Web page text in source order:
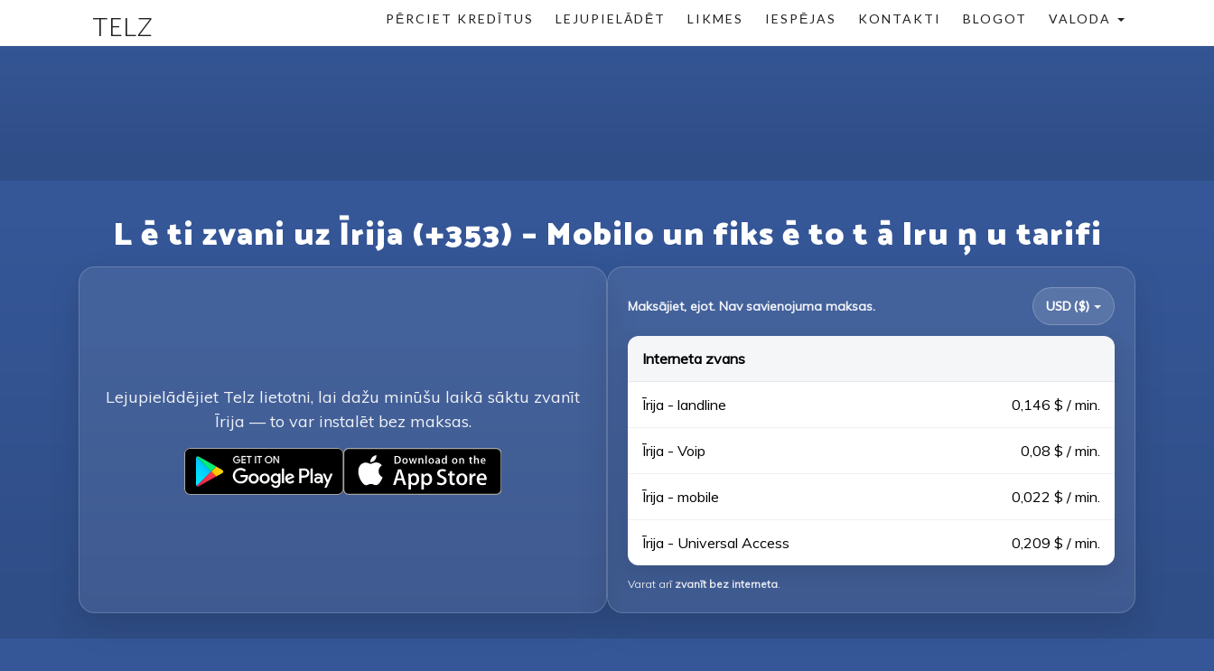
TELZ PĒRCIET KREDĪTUS LEJUPIELĀDĒT LIKMES IESPĒJAS KONTAKTI BLOGOT VALODA
L ē ti zvani uz Īrija (+353) – Mobilo un fiks ē to t ā lru ņ u tarifi
Lejupielādējiet Telz lietotni, lai dažu minūšu laikā sāktu zvanīt
Īrija — to var instalēt bez maksas.
Maksājiet, ejot. Nav savienojuma maksas. USD ($)
Interneta zvans
Īrija - landline 0,146 $ / min.
Īrija - Voip 0,08 $ / min.
Īrija - mobile 0,022 $ / min.
Īrija - Universal Access 0,209 $ / min.
Varat arī zvanīt bez interneta.